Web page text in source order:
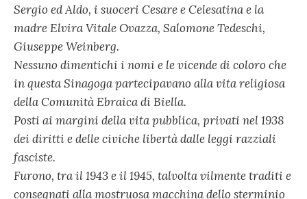
Sergio ed Aldo, i suoceri Cesare e Celesatina e la
madre Elvira Vitale Ovazza, Salomone Tedeschi,
Giuseppe Weinberg.
Nessuno dimentichi i nomi e le vicende di coloro che
in questa Sinagoga partecipavano alla vita religiosa
della Comunità Ebraica di Biella.
Posti ai margini della vita pubblica, privati nel 1938
dei diritti e delle civiche libertà dalle leggi razziali
fasciste.
Furono, tra il 1943 e il 1945, talvolta vilmente traditi e
consegnati alla mostruosa macchina dello sterminio